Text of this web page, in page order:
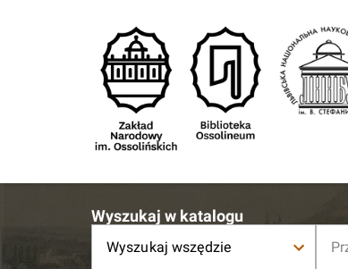
Wyszukaj w katalogu
Wyszukaj wszędzie